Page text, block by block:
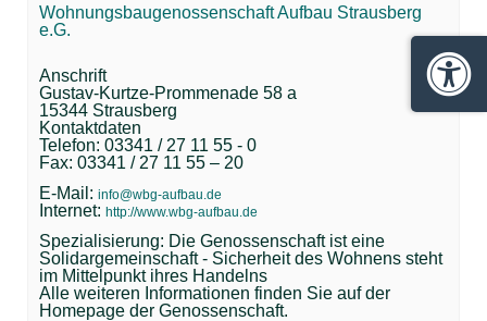
Wohnungsbaugenossenschaft Aufbau Strausberg
e.G.
Anschrift
Gustav-Kurtze-Prommenade 58 a
15344 Strausberg
Kontaktdaten
Telefon: 03341 / 27 11 55 - 0
Fax: 03341 / 27 11 55 – 20
E-Mail: info@wbg-aufbau.de
Internet: http://www.wbg-aufbau.de
Spezialisierung: Die Genossenschaft ist eine
Solidargemeinschaft - Sicherheit des Wohnens steht
im Mittelpunkt ihres Handelns
Alle weiteren Informationen finden Sie auf der
Homepage der Genossenschaft.